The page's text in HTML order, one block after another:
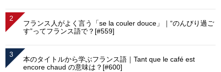
フランス人がよく言う「se la couler douce」｜“のんびり過ご
す”ってフランス語で？[#559]
本のタイトルから学ぶフランス語｜Tant que le café est
encore chaud の意味は？[#600]